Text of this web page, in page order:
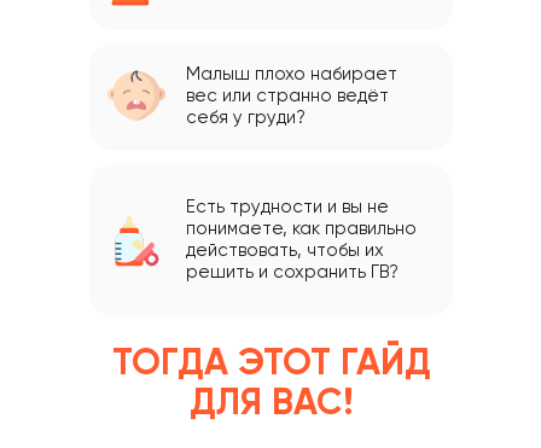
Малыш плохо набирает
вес или странно ведёт
себя у груди?
ТОГДА ЭТОТ ГАЙД
ДЛЯ ВАС!
Есть трудности и вы не
понимаете, как правильно
действовать, чтобы их
решить и сохранить ГВ?